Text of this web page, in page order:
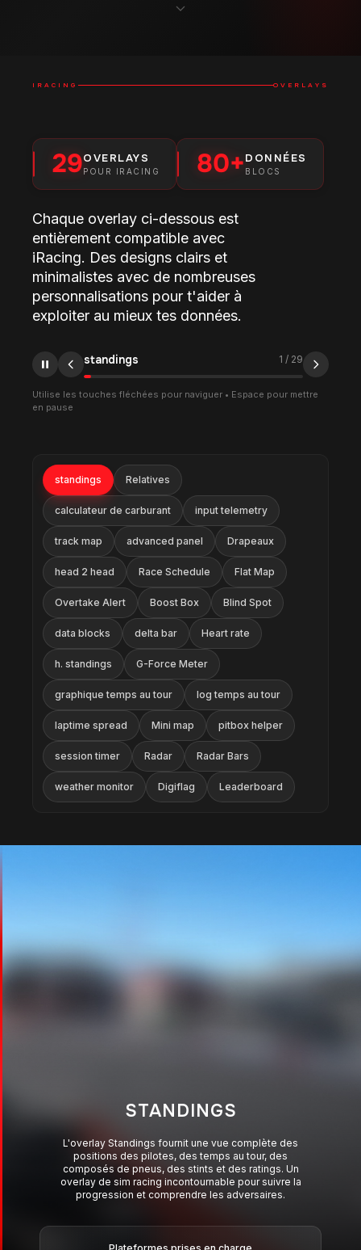
IRACING OVERLAYS
29OVERLAYS
POUR IRACING 80+DONNÉES
BLOCS
Chaque overlay ci-dessous est
entièrement compatible avec
iRacing. Des designs clairs et
minimalistes avec de nombreuses
personnalisations pour t'aider à
exploiter au mieux tes données.
Relatives 2 / 29
Utilise les touches fléchées pour naviguer • Espace pour mettre
en pause
standings Relatives
calculateur de carburant input telemetry
track map advanced panel Drapeaux
head 2 head Race Schedule Flat Map
Overtake Alert Boost Box Blind Spot
data blocks delta bar Heart rate
h. standings G-Force Meter
graphique temps au tour log temps au tour
laptime spread Mini map pitbox helper
session timer Radar Radar Bars
weather monitor Digiflag Leaderboard
RELATIVES
L'overlay Relatives affiche les pilotes autour de toi
avec les temps au tour en direct, les informations de
stint et les scores Elo. Idéal pour mesurer le rythme
et prendre de meilleures décisions sur la piste.
Plateformes prises en charge